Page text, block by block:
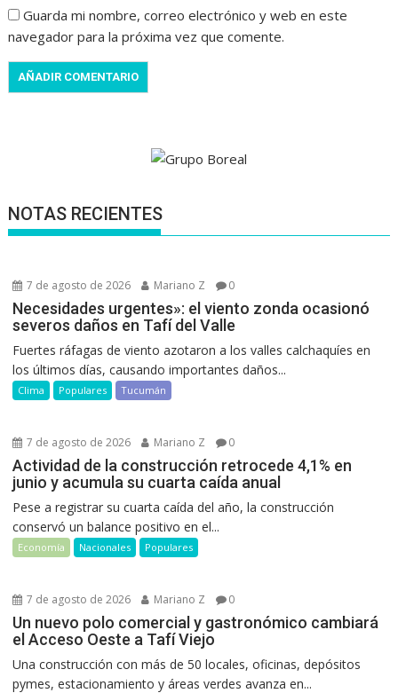
Guarda mi nombre, correo electrónico y web en este
navegador para la próxima vez que comente.
NOTAS RECIENTES
7 de agosto de 2026 Mariano Z 0
Necesidades urgentes»: el viento zonda ocasionó
severos daños en Tafí del Valle
Fuertes ráfagas de viento azotaron a los valles calchaquíes en
los últimos días, causando importantes daños...
Clima Populares Tucumán
7 de agosto de 2026 Mariano Z 0
Actividad de la construcción retrocede 4,1% en
junio y acumula su cuarta caída anual
Pese a registrar su cuarta caída del año, la construcción
conservó un balance positivo en el...
Economía Nacionales Populares
7 de agosto de 2026 Mariano Z 0
Un nuevo polo comercial y gastronómico cambiará
el Acceso Oeste a Tafí Viejo
Una construcción con más de 50 locales, oficinas, depósitos
pymes, estacionamiento y áreas verdes avanza en...